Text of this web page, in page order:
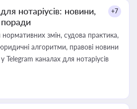
нотаріусів: новини,
поради
+7
змін, судова практика,
алгоритми, правові новини
каналах для нотаріусів